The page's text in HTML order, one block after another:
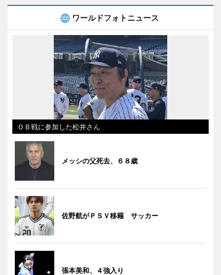
ワールドフォトニュース
ＯＢ戦に参加した松井さん
メッシの父死去、６８歳
佐野航がＰＳＶ移籍 サッカー
張本美和、４強入り